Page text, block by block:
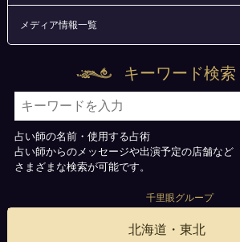
メディア情報一覧
キーワード検索
占い師の名前・使用する占術
占い師からのメッセージや出演予定の店舗など
さまざまな検索が可能です。
千里眼グループ
北海道・東北